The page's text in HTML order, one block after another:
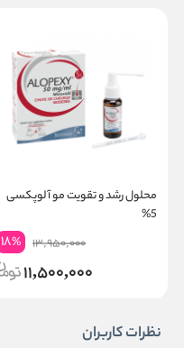
محلول رشد و تقویت مو آلوپکسی
5%
13,950,000
18%
11,500,000
نظرات کاربران